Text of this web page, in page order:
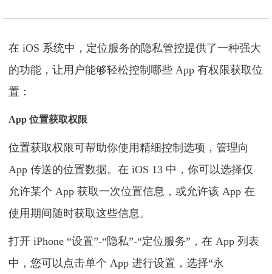
在 iOS 系统中，定位服务的隐私管控提供了一种强大
的功能，让用户能够轻松控制哪些 App 有权限获取位
置：
App 位置获取权限
位置获取权限可帮助你使用精细控制选项，管理向
App 传送的位置数据。在 iOS 13 中，你可以选择仅
允许某个 App 获取一次位置信息，或允许该 App 在
使用期间随时获取这些信息。
打开 iPhone “设置”-“隐私”-“定位服务”，在 App 列表
中，您可以点击单个 App 进行设置，选择“永